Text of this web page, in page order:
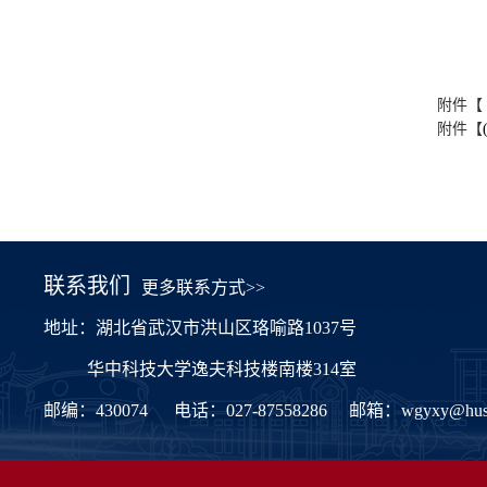
附件【
附件【
联系我们 更多联系方式>>
地址：湖北省武汉市洪山区珞喻路1037号
华中科技大学逸夫科技楼南楼314室
邮编：430074 电话：027-87558286 邮箱：